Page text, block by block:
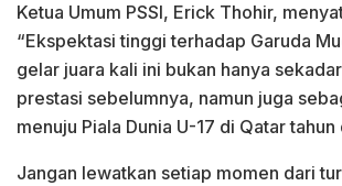
Ketua Umum PSSI, Erick Thohir,
“Ekspektasi tinggi terhadap Garuda
gelar juara kali ini bukan hanya
prestasi sebelumnya, namun juga
menuju Piala Dunia U-17 di Qatar tahun
Jangan lewatkan setiap momen dari